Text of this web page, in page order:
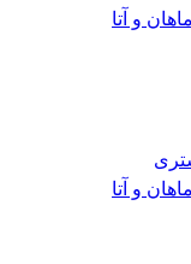
و آتا
و آتا